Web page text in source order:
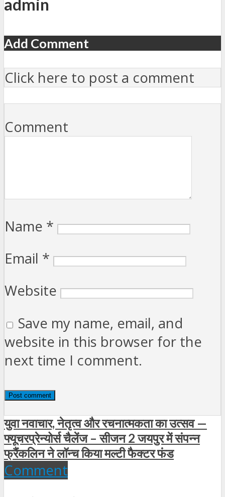
admin
Add Comment
Click here to post a comment
Comment
Name *
Email *
Website
Save my name, email, and
website in this browser for the
next time I comment.
युवा नवाचार, नेतृत्व और रचनात्मकता का उत्सव —
फ्यूचरप्रेन्योर्स चैलेंज – सीजन 2 जयपुर में संपन्न
फ्रैंकलिन ने लॉन्च किया मल्टी फैक्टर फंड
Comment